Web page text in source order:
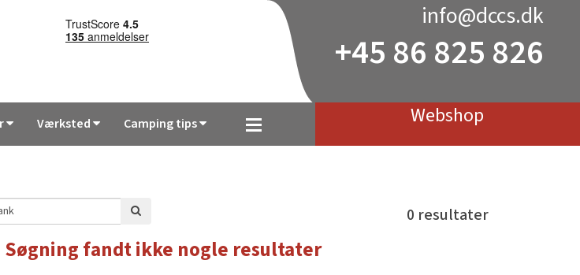
info@dccs.dk
+45 86 825 826
Værksted Camping tips Webshop
0 resultater
Søgning fandt ikke nogle resultater